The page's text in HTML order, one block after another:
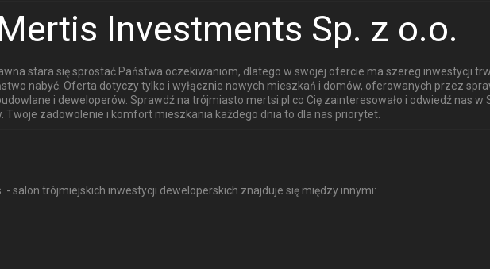
Investments Sp. z o.o.
stara się sprostać Państwa oczekiwaniom, dlatego w swojej ofercie ma szereg inwestycji
nabyć. Oferta dotyczy tylko i wyłącznie nowych mieszkań i domów, oferowanych przez
i deweloperów. Sprawdź na trójmiasto.mertsi.pl co Cię zainteresowało i odwiedź nas w
Twoje zadowolenie i komfort mieszkania każdego dnia to dla nas priorytet.
salon trójmiejskich inwestycji deweloperskich znajduje się między innymi: